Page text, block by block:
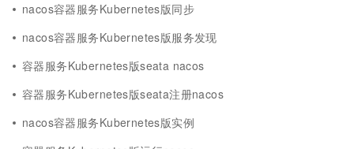
nacos容器服务Kubernetes版同步
nacos容器服务Kubernetes版服务发现
容器服务Kubernetes版seata nacos
容器服务Kubernetes版seata注册nacos
nacos容器服务Kubernetes版实例